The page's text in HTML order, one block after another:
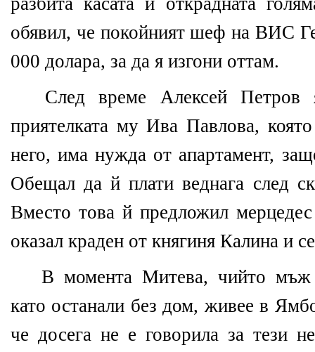
обявил, че покойният шеф на ВИС
000 долара, за да я изгони оттам.
След време Алексей Петров
приятелката му Ива Павлова,
него, има нужда от апартамент,
Обещал да й плати веднага след
Вместо това й предложил
оказал краден от княгиня Калина и
В момента Митева, чийто мъж
като останали без дом, живее в
че досега не е говорила за тези